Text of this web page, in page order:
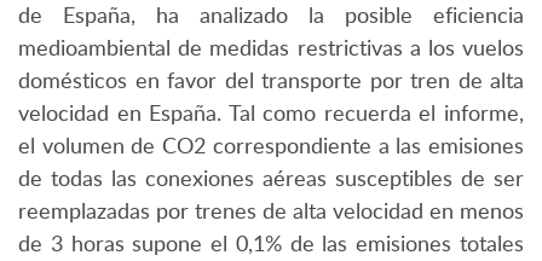
de España, ha analizado la posible eficiencia
medioambiental de medidas restrictivas a los vuelos
domésticos en favor del transporte por tren de alta
velocidad en España. Tal como recuerda el informe,
el volumen de CO2 correspondiente a las emisiones
de todas las conexiones aéreas susceptibles de ser
reemplazadas por trenes de alta velocidad en menos
de 3 horas supone el 0,1% de las emisiones totales